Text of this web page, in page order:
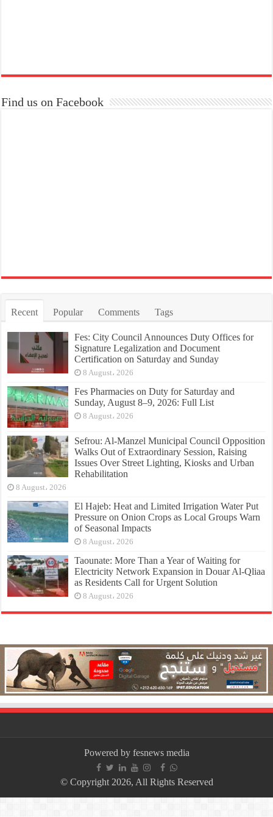
Find us on Facebook
Recent Popular Comments Tags
Fes: City Council Announces Duty Offices for
Signature Legalization and Document
Certification on Saturday and Sunday
8 August، 2026
Fes Pharmacies on Duty for Saturday and
Sunday, August 8–9, 2026: Full List
8 August، 2026
Sefrou: Al-Manzel Municipal Council Opposition
Walks Out of Extraordinary Session, Raising
Issues Over Street Lighting, Kiosks and Urban
Rehabilitation
8 August، 2026
El Hajeb: Heat and Limited Irrigation Water Put
Pressure on Onion Crops as Local Groups Warn
of Seasonal Impacts
8 August، 2026
Taounate: More Than a Year of Waiting for
Electricity Network Expansion in Douar Al-Qliaa
as Residents Call for Urgent Solution
8 August، 2026
Powered by fesnews media
© Copyright 2026, All Rights Reserved